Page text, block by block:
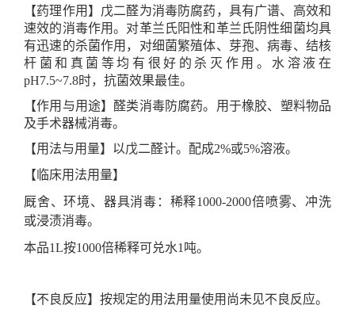
【药理作用】 戊二醛为消毒防腐药，具有广谱、高效和
速效的消毒作用。 对革兰氏阳性和革兰氏阴性细菌均具
有迅速的杀菌作用，对细菌繁殖体、芽孢、病毒、结核
杆菌和真菌等均有很好的杀灭作用。水溶液在
pH7.5~7.8时，抗菌效果最佳。
【作用与用途】 醛类消毒防腐药。 用于橡胶、塑料物品
及手术器械消毒。
【用法与用量】 以戊二醛计。配成2%或5%溶液。
【临床用法用量】
厩舍、环境、器具消毒：稀释1000-2000倍喷雾、冲洗
或浸渍消毒。
本品1L按1000倍稀释可兑水1吨。
【不良反应】 按规定的用法用量使用尚未见不良反应。